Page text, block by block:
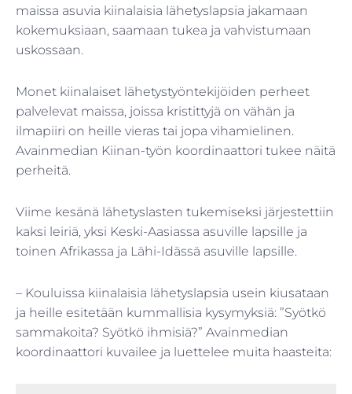
maissa asuvia kiinalaisia lähetyslapsia jakamaan
kokemuksiaan, saamaan tukea ja vahvistumaan
uskossaan.
Monet kiinalaiset lähetystyöntekijöiden perheet
palvelevat maissa, joissa kristittyjä on vähän ja
ilmapiiri on heille vieras tai jopa vihamielinen.
Avainmedian Kiinan-työn koordinaattori tukee näitä
perheitä.
Viime kesänä lähetyslasten tukemiseksi järjestettiin
kaksi leiriä, yksi Keski-Aasiassa asuville lapsille ja
toinen Afrikassa ja Lähi-Idässä asuville lapsille.
– Kouluissa kiinalaisia lähetyslapsia usein kiusataan
ja heille esitetään kummallisia kysymyksiä: ”Syötkö
sammakoita? Syötkö ihmisiä?” Avainmedian
koordinaattori kuvailee ja luettelee muita haasteita: